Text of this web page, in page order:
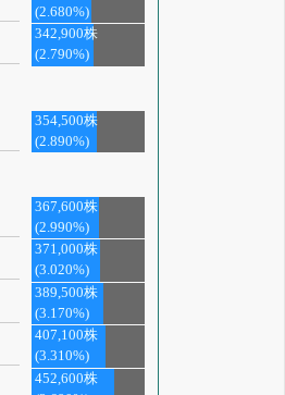
(2.680%)
342,900株
(2.790%)
354,500株
(2.890%)
367,600株
(2.990%)
371,000株
(3.020%)
389,500株
(3.170%)
407,100株
(3.310%)
452,600株